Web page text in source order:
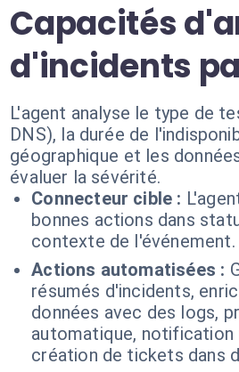
Capacités
d'incidents
L'agent analyse le type de
DNS), la durée de
géographique et les
évaluer la sévérité.
Connecteur cible :
bonnes actions dans
contexte de l'événement.
Actions automatisées :
résumés d'incidents,
données avec des logs,
automatique, notification
création de tickets dans